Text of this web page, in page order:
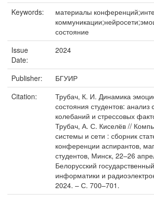
Keywords:
материалы
состояние
Issue
Date:
2024
Publisher:
БГУИР
Citation:
Трубач, К. И. Динамика
состояния студентов: анализ
колебаний и стрессовых
Трубач, А. С. Киселёв //
системы и сети : сборник
конференции аспирантов,
студентов, Минск, 22–26
Белорусский
информатики и
2024. – С. 700–701.